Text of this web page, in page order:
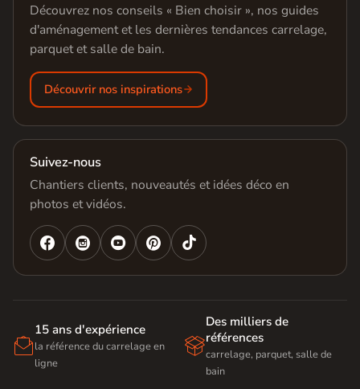
Découvrez nos conseils « Bien choisir », nos guides
d'aménagement et les dernières tendances carrelage,
parquet et salle de bain.
Découvrir nos inspirations
Suivez-nous
Chantiers clients, nouveautés et idées déco en
photos et vidéos.
   

15 ans d'expérience
la référence du carrelage en
ligne

Des milliers de
références
carrelage, parquet, salle de
bain